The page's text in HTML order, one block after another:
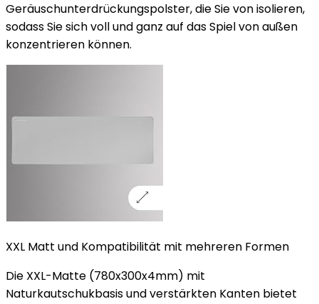
Geräuschunterdrückungspolster, die Sie von isolieren,
sodass Sie sich voll und ganz auf das Spiel von außen
konzentrieren können.
XXL Matt und Kompatibilität mit mehreren Formen
Die XXL-Matte (780x300x4mm) mit
Naturkautschukbasis und verstärkten Kanten bietet